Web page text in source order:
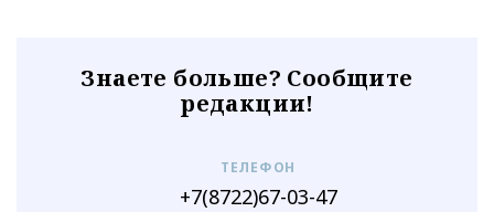
Знаете больше? Сообщите
редакции!
ТЕЛЕФОН
+7(8722)67-03-47